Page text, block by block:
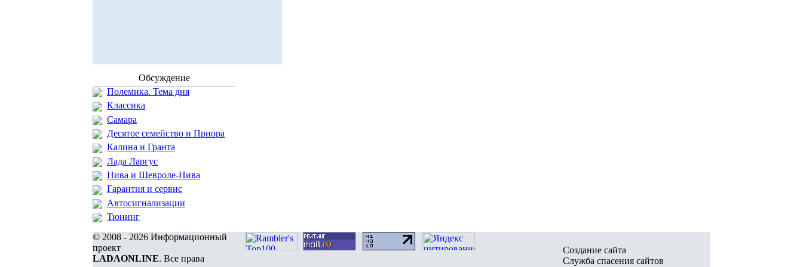
Обсуждение
Полемика. Тема дня
Классика
Самара
Десятое семейство и Приора
Калина и Гранта
Лада Ларгус
Нива и Шевроле-Нива
Гарантия и сервис
Автосигнализации
Тюнинг
© 2008 - 2026 Информационный
проект
LADAONLINE. Все права
Создание сайта
Служба спасения сайтов